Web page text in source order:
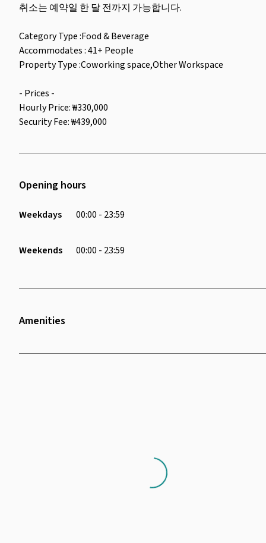
취소는 예약일 한 달 전까지 가능합니다.
Category Type :Food & Beverage
Accommodates : 41+ People
Property Type :Coworking space,Other Workspace
- Prices -
Hourly Price: ₩330,000
Security Fee: ₩439,000
Opening hours
Weekdays 00:00 - 23:59
Weekends 00:00 - 23:59
Amenities
Wifi Air Conditioning
Loading...